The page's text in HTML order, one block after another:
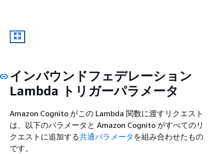
インバウンドフェデレーション
Lambda トリガーパラメータ
Amazon Cognito がこの Lambda 関数に渡すリクエスト
は、以下のパラメータと Amazon Cognito がすべてのリ
クエストに追加する共通パラメータ を組み合わせたもの
です。